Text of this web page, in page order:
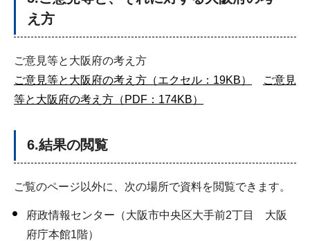
え方
ご意見等と大阪府の考え方
ご意見等と大阪府の考え方（エクセル：19KB）
ご意見
等と大阪府の考え方（PDF：174KB）
6.結果の閲覧
ご覧のページ以外に、次の場所で資料を閲覧できます。
府政情報センター（大阪市中央区大手前2丁目 大阪
府庁本館1階）